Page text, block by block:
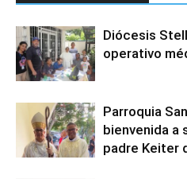
Diócesis
operativo
Parroquia
bienvenida a
padre Keiter